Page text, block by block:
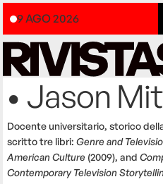
9 AGO 2026
• Jason
Docente universitario, storico
scritto tre libri:Genre and
American Culture (2009), and
Contemporary Television